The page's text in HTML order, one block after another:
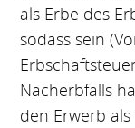
als Erbe des
sodass sein
Nacherbfalls
den Erwerb